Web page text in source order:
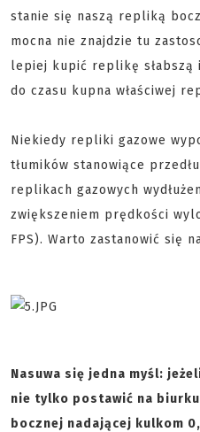
stanie się naszą repliką
mocna nie znajdzie tu
lepiej kupić replikę słabszą
do czasu kupna właściwej
Niekiedy repliki gazowe
tłumików stanowiące
replikach gazowych
zwiększeniem prędkości
FPS). Warto zastanowić się
Nasuwa się jedna myśl:
nie tylko postawić na
bocznej nadającej kulkom